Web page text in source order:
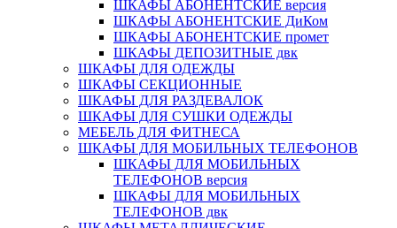
ШКАФЫ АБОНЕНТСКИЕ версия
ШКАФЫ АБОНЕНТСКИЕ ДиКом
ШКАФЫ АБОНЕНТСКИЕ промет
ШКАФЫ ДЕПОЗИТНЫЕ двк
ШКАФЫ ДЛЯ ОДЕЖДЫ
ШКАФЫ СЕКЦИОННЫЕ
ШКАФЫ ДЛЯ РАЗДЕВАЛОК
ШКАФЫ ДЛЯ СУШКИ ОДЕЖДЫ
МЕБЕЛЬ ДЛЯ ФИТНЕСА
ШКАФЫ ДЛЯ МОБИЛЬНЫХ ТЕЛЕФОНОВ
ШКАФЫ ДЛЯ МОБИЛЬНЫХ
ТЕЛЕФОНОВ версия
ШКАФЫ ДЛЯ МОБИЛЬНЫХ
ТЕЛЕФОНОВ двк